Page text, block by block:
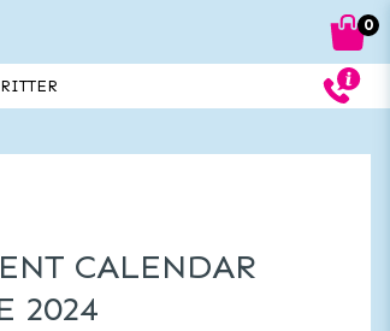
CALENDAR
2024
0